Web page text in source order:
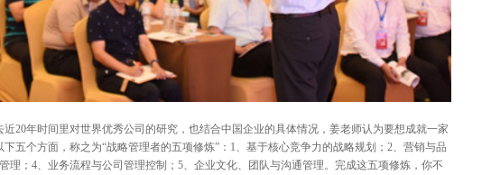
20年时间里对世界优秀公司的研究，也结合中国企业的具体情况，姜老师认为要想成就一家
五个方面，称之为“战略管理者的五项修炼”： 1、基于核心竞争力的战略规划； 2、营销与品
理；4、业务流程与公司管理控制；5、企业文化、团队与沟通管理。完成这五项修炼，你不